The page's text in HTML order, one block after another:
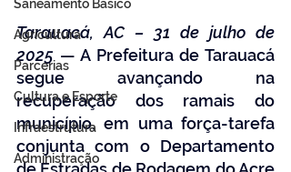
Saneamento Básico
Agricultura
Parcerias
Cultura e Esporte
Infraestrutura
Administração
Tarauacá, AC – 31 de julho de
2025 — A Prefeitura de Tarauacá
segue avançando na
recuperação dos ramais do
município, em uma força-tarefa
conjunta com o Departamento